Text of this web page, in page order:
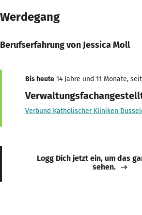
Werdegang
Berufserfahrung von Jessica Moll
Bis heute 14 Jahre und 11 Monate,
Verbund Katholischer Kliniken
Logg Dich jetzt ein, um das
sehen.